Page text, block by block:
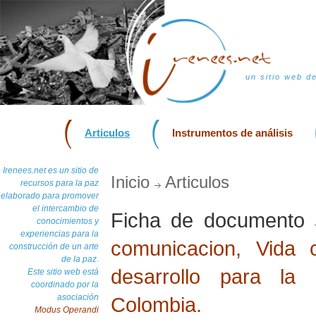
un sitio web
Articulos Instrumentos de análisis
Irenees.net es un sitio de
recursos para la paz
elaborado para promover
el intercambio de
conocimientos y
experiencias para la
construcción de un arte
de la paz.
Este sitio web está
coordinado por la
asociación
Modus Operandi
Inicio Articulos
Ficha de documento
comunicacion, Vida
desarrollo para la
Colombia.